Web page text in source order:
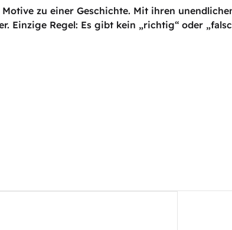
zu einer Geschichte. Mit ihren
Einzige Regel: Es gibt kein „richtig“ oder